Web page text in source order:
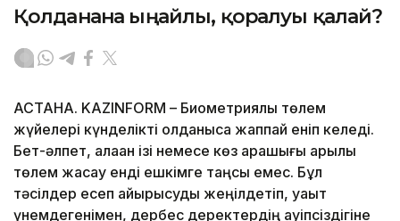
Қолданғанға ыңғайлы, қорғалуы қалай?
АСТАНА. KAZINFORM – Биометриялық төлем
жүйелері күнделікті қолданысқа жаппай еніп келеді.
Бет-әлпет, алақан ізі немесе көз қарашығы арқылы
төлем жасау енді ешкімге таңсық емес. Бұл
тәсілдер есеп айырысуды жеңілдетіп, уақыт
үнемдегенімен, дербес деректердің қауіпсіздігіне